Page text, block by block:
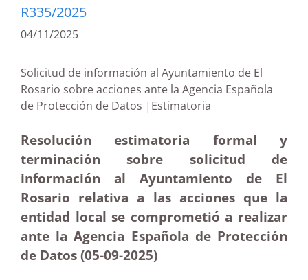
R335/2025
04/11/2025
Solicitud de información al Ayuntamiento de El
Rosario sobre acciones ante la Agencia Española
de Protección de Datos |Estimatoria
Resolución estimatoria formal y
terminación sobre solicitud de
información al Ayuntamiento de El
Rosario relativa a las acciones que la
entidad local se comprometió a realizar
ante la Agencia Española de Protección
de Datos (05-09-2025)